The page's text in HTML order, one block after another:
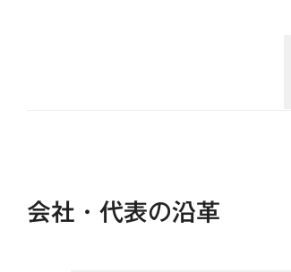
会社・代表の沿革